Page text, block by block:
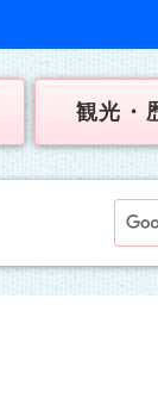
観光・